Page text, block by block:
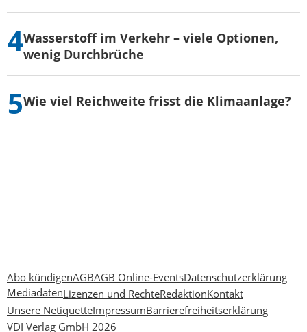
Wasserstoff im Verkehr – viele Optionen,
wenig Durchbrüche
Wie viel Reichweite frisst die Klimaanlage?
Abo kündigenAGBAGB Online-EventsDatenschutzerklärung
MediadatenLizenzen und RechteRedaktionKontakt
Unsere NetiquetteImpressumBarrierefreiheitserklärung
VDI Verlag GmbH 2026